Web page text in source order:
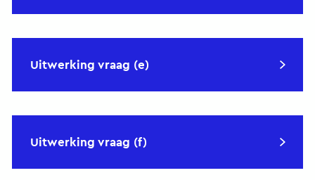
Uitwerking vraag (e)
Uitwerking vraag (f)